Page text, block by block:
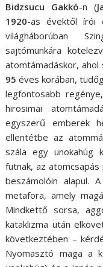
Bidzsucu Gakkó-n (
1920-as évektől írói
világháborúban
sajtómunkára
atomtámadáskor,
95 éves korában,
legfontosabb regénye,
hirosimai
egyszerű emberek
ellentétbe az
szála egy unokahúg
futnak, az
beszámolóin alapul.
metafora, amely
Mindkettő sorsa,
kataklizma után
következtében –
Nyomasztó maga a